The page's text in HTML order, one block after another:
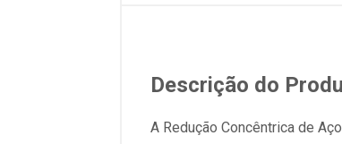
Descrição do
A Redução Concêntrica de